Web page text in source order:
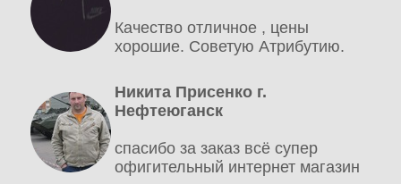
Качество отличное , цены
хорошие. Советую Атрибутию.
Никита Присенко г.
Нефтеюганск
спасибо за заказ всё супер
офигительный интернет магазин